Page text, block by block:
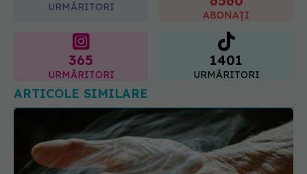
URMĂRITORI
ABONAȚI
365
URMĂRITORI
1401
URMĂRITORI
ARTICOLE SIMILARE